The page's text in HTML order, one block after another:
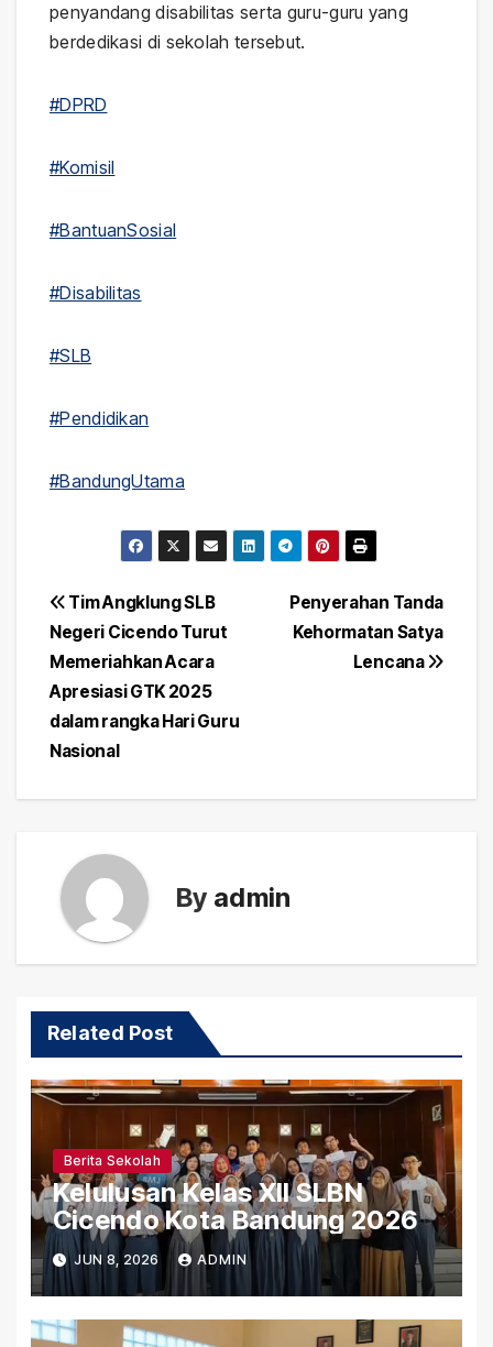
penyandang disabilitas serta guru-guru yang
berdedikasi di sekolah tersebut.
#DPRD
#KomisiI
#BantuanSosial
#Disabilitas
#SLB
#Pendidikan
#BandungUtama
Post
navigation
Penyerahan Tanda
Kehormatan Satya
Lencana
Tim Angklung SLB
Negeri Cicendo Turut
Memeriahkan Acara
Apresiasi GTK 2025
dalam rangka Hari Guru
Nasional
By admin
Related Post
Berita Sekolah
Kelulusan Kelas XII SLBN
Cicendo Kota Bandung 2026
JUN 8, 2026 ADMIN